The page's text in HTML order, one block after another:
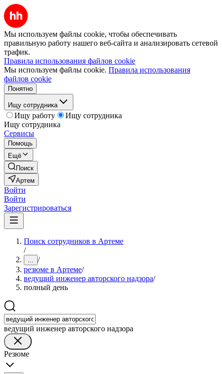
Мы используем файлы cookie, чтобы обеспечивать
правильную работу нашего веб-сайта и анализировать сетевой
трафик.
Правила использования файлов cookie
Мы используем файлы cookie. Правила использования
файлов cookie
Понятно
Ищу сотрудника
Ищу работу
Ищу сотрудника
Ищу сотрудника
Сервисы
Помощь
Ещё
Поиск
Артем
Войти
Войти
Зарегистрироваться
Поиск сотрудников в Артеме
/
... /
резюме в Артеме/
ведущий инженер авторского надзора/
полный день
ведущий инженер авторского надзора
Резюме